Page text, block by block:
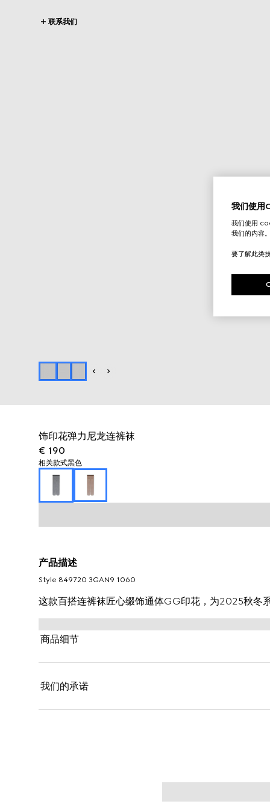
联系我们
饰印花弹力尼龙连裤袜
€ 190
相关款式黑色
产品描述
Style ‎849720 3GAN9 1060
这款百搭连裤袜匠心缀饰通体GG印花，为2025秋冬
商品细节
我们的承诺
我们使用
我们使用
我们的内容
要了解此类